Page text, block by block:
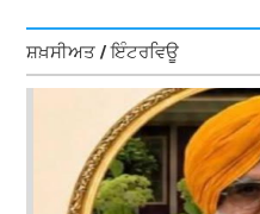
ਸ਼ਖ਼ਸੀਅਤ / ਇੰਟਰਵਿਊ